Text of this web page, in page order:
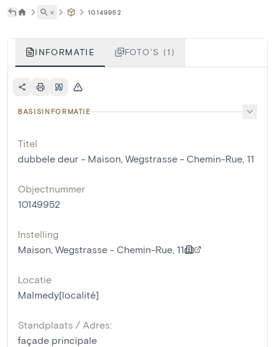
˅ 10149952
INFORMATIE FOTO'S (1)
BASISINFORMATIE
Titel
dubbele deur - Maison, Wegstrasse - Chemin-Rue, 11
Objectnummer
10149952
Instelling
Maison, Wegstrasse - Chemin-Rue, 11
Locatie
Malmedy[localité]
Standplaats / Adres:
façade principale